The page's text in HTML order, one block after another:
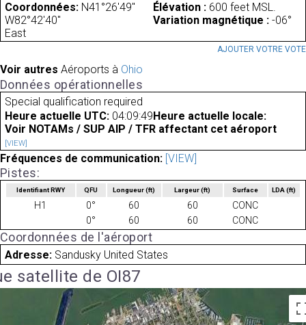
Coordonnées: N41°26'49"
W82°42'40"
Élévation : 600 feet MSL.
Variation magnétique : -06°
East
AJOUTER VOTRE VOTE
Voir autres Aéroports à Ohio
Données opérationnelles
Special qualification required
Heure actuelle UTC: 04:09:49 Heure actuelle locale:
Voir NOTAMs / SUP AIP / TFR affectant cet aéroport
[VIEW]
Fréquences de communication: [VIEW]
Pistes:
Identifiant RWY QFU Longueur(ft) Largeur(ft) Surface LDA(ft)
H1 0° 60 60
CONC
0°
60 60 CONC
Coordonnées de l'aéroport
Adresse: Sandusky United States
satellite de OI87